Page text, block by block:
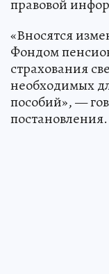
правовой
«Вносятся
Фондом
страхования
необходимых
пособий», —
постановления.